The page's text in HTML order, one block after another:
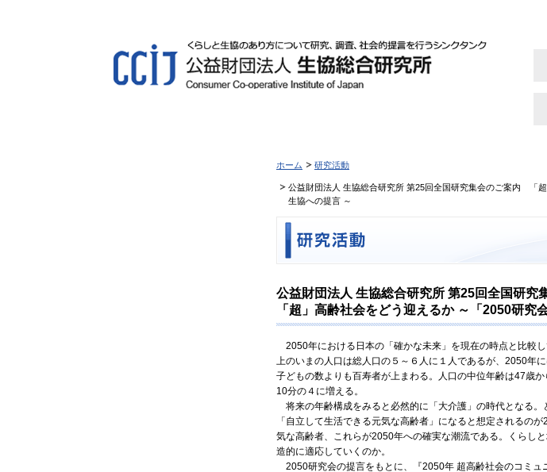
ホーム 研究活動
公益財団法人 生協総合研究所 第25回全国研究集会のご案内 「
生協への提言 ～
公益財団法人 生協総合研究所 第25回全国研究
「超」高齢社会をどう迎えるか ～「2050研究
2050年における日本の「確かな未来」を現在の時点と比較
上のいまの人口は総人口の５～６人に１人であるが、2050年
子どもの数よりも百寿者が上まわる。人口の中位年齢は47歳
10分の４に増える。
将来の年齢構成をみると必然的に「大介護」の時代となる
「自立して生活できる元気な高齢者」になると想定されるの
気な高齢者、これらが2050年への確実な潮流である。くらし
造的に適応していくのか。
2050研究会の提言をもとに、『2050年 超高齢社会のコミ